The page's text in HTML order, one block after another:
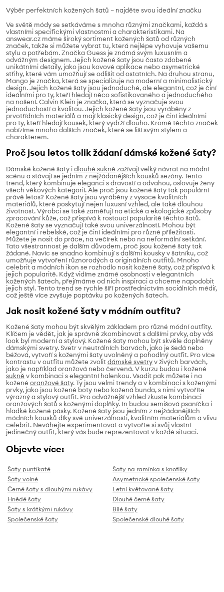
Výběr perfektních kožených šatů – najděte svou ideální značku
Ve světě módy se setkáváme s mnoha různými značkami, každá s
vlastními specifickými vlastnostmi a charakteristikami. Na
answear.cz máme široký sortiment kožených šatů od různých
značek, takže si můžete vybrat tu, která nejlépe vyhovuje vašemu
stylu a potřebám. Značka Guess je známá svým luxusním a
odvážným designem. Jejich kožené šaty jsou často zdobené
unikátními detaily, jako jsou kovové aplikace nebo asymetrické
střihy, které vám umožňují se odlišit od ostatních. Na druhou stranu,
Mango je značka, která se specializuje na moderní a minimalistický
design. Jejich kožené šaty jsou jednoduché, ale elegantní, což je činí
ideálními pro ty, kteří hledají něco sofistikovaného a jednoduchého
na nošení. Calvin Klein je značka, která se vyznačuje svou
jednoduchostí a kvalitou. Jejich kožené šaty jsou vyráběny z
prvotřídních materiálů a mají klasický design, což je činí ideálními
pro ty, kteří hledají kousek, který vydrží dlouho. Kromě těchto značek
nabízíme mnoho dalších značek, které se liší svým stylem a
charakterem.
Proč jsou letos tolik žádaní dámské kožené šaty?
Dámské kožené šaty idlouhé sukně zažívají velký návrat na módní
scénu a stávají se jedním z nejžádanějších kousků sezóny. Tento
trend, který kombinuje eleganci s dravostí a odvahou, oslovuje ženy
všech věkových kategorií. Ale proč jsou kožené šaty tak populární
právě letos? Kožené šaty jsou vyráběny z vysoce kvalitních
materiálů, které poskytují nejen luxusní vzhled, ale také dlouhou
životnost. Výrobci se také zaměřují na etické a ekologické způsoby
zpracování kůže, což přispívá k rostoucí popularitě těchto šatů.
Kožené šaty se vyznačují také svou univerzálností. Mohou být
elegantní i rebelské, což je činí ideálními pro různé příležitosti.
Můžete je nosit do práce, na večírek nebo na neformální setkání.
Tato všestrannost je dalším důvodem, proč jsou kožené šaty tak
žádané. Navíc se snadno kombinují s dalšími kousky v šatníku, což
umožňuje vytvoření různorodých a originálních outfitů. Mnoho
celebrit a módních ikon se rozhodlo nosit kožené šaty, což přispívá k
jejich popularitě. Když vidíme známé osobnosti v elegantních
kožených šatech, přejímáme od nich inspiraci a chceme napodobit
jejich styl. Tento trend se rychle šíří prostřednictvím sociálních médií,
což ještě více zvyšuje poptávku po kožených šatech.
Jak nosit kožené šaty v módním outfitu?
Kožené šaty mohou být skvělým základem pro různé módní outfity.
Klíčem je vědět, jak je správně zkombinovat s dalšími prvky, aby váš
look byl moderní a stylový. Kožené šaty mohou být skvěle doplněny
dámskými svetry. Svetr v neutrálních barvách, jako je šedá nebo
béžová, vytvoří s koženými šaty uvolněný a pohodlný outfit. Pro více
kontrastu v outfitu můžete zvolitdámské svetryv živých barvách,
jako je například oranžová nebo červená. V kurzu budou i kožené
sukně v kombinaci s elegantní halenkou. Vsadit pak můžete i na
kožené oranžové šaty. Ty jsou velmi trendy a v kombinaci s koženými
prvky, jako jsou kožené boty nebo kožená bunda, s nimi vytvoříte
výrazný a stylový outfit. Pro odvážnější vzhled zkuste kombinaci
oranžových šatů s koženými doplňky. In budou semišová psaníčka i
hladké kožené pásky. Kožené šaty jsou jedním z nejžádanějších
módních kousků díky své univerzálnosti, kvalitním materiálům a vlivu
celebrit. Neváhejte experimentovat a vytvořte si svůj vlastní
jedinečný outfit, který vás bude reprezentovat v každé situaci.
Objevte více:
Šaty puntíkaté
Šaty na ramínka s knoflíky
Šaty volné
Asymetrické společenské šaty
Černé šaty s dlouhými rukávy
Letní květované šaty
Hnědé šaty
Dlouhé černé šaty
Šaty s krátkými rukávy
Bílé šaty
Společenské šaty
Společenské dlouhé šaty